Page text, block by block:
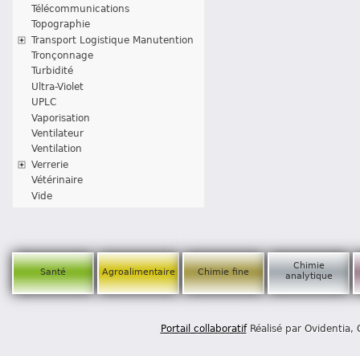
Télécommunications
Topographie
Transport Logistique Manutention
Tronçonnage
Turbidité
Ultra-Violet
UPLC
Vaporisation
Ventilateur
Ventilation
Verrerie
Vétérinaire
Vide
Santé Agroalimentaire Chimie fine
Chimie
analytique
Portail collaboratifRéalisé par Ovidentia,